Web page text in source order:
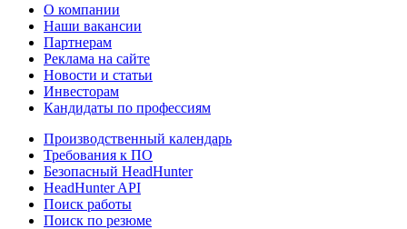
О компании
Наши вакансии
Партнерам
Реклама на сайте
Новости и статьи
Инвесторам
Кандидаты по профессиям
Производственный календарь
Требования к ПО
Безопасный HeadHunter
HeadHunter API
Поиск работы
Поиск по резюме